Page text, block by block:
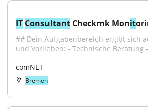
IT Consultant Checkmk Monit
## Dein Aufgabenbereich ergibt sich
und Vorlieben: - Technische Beratung
comNET
Bremen